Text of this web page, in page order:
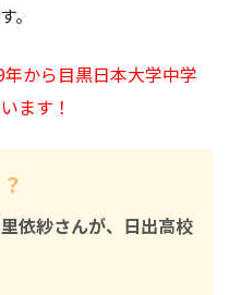
。
から目黒日本大学中学
ます！
依紗さんが、日出高校